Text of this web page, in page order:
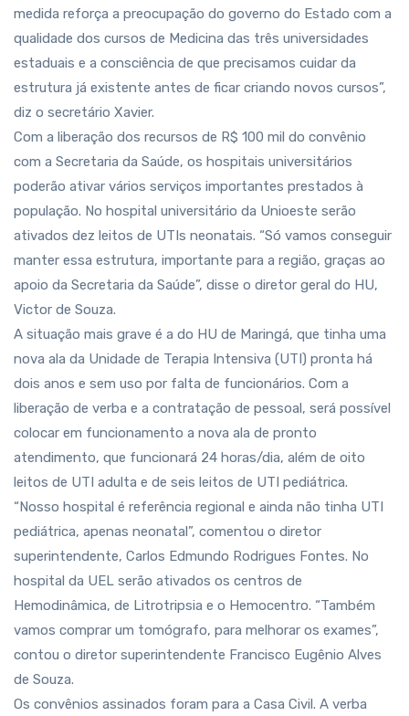
medida reforça a preocupação do governo do Estado com a
qualidade dos cursos de Medicina das três universidades
estaduais e a consciência de que precisamos cuidar da
estrutura já existente antes de ficar criando novos cursos”,
diz o secretário Xavier.
Com a liberação dos recursos de R$ 100 mil do convênio
com a Secretaria da Saúde, os hospitais universitários
poderão ativar vários serviços importantes prestados à
população. No hospital universitário da Unioeste serão
ativados dez leitos de UTIs neonatais. “Só vamos conseguir
manter essa estrutura, importante para a região, graças ao
apoio da Secretaria da Saúde”, disse o diretor geral do HU,
Victor de Souza.
A situação mais grave é a do HU de Maringá, que tinha uma
nova ala da Unidade de Terapia Intensiva (UTI) pronta há
dois anos e sem uso por falta de funcionários. Com a
liberação de verba e a contratação de pessoal, será possível
colocar em funcionamento a nova ala de pronto
atendimento, que funcionará 24 horas/dia, além de oito
leitos de UTI adulta e de seis leitos de UTI pediátrica.
“Nosso hospital é referência regional e ainda não tinha UTI
pediátrica, apenas neonatal”, comentou o diretor
superintendente, Carlos Edmundo Rodrigues Fontes. No
hospital da UEL serão ativados os centros de
Hemodinâmica, de Litrotripsia e o Hemocentro. “Também
vamos comprar um tomógrafo, para melhorar os exames”,
contou o diretor superintendente Francisco Eugênio Alves
de Souza.
Os convênios assinados foram para a Casa Civil. A verba